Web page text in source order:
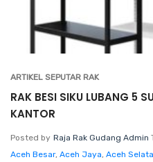
ARTIKEL SEPUTAR RAK
RAK BESI SIKU LUBANG 5
KANTOR
Posted by Raja Rak Gudang Admin
Aceh Besar, Aceh Jaya, Aceh